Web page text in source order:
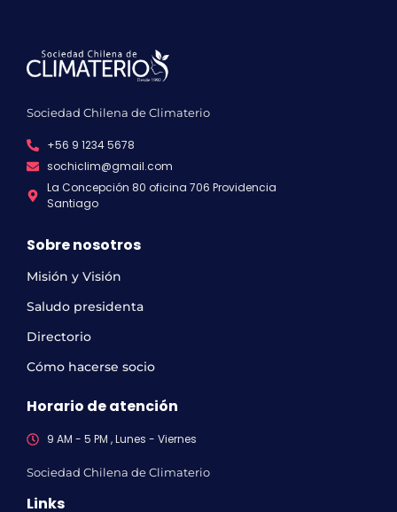
Sociedad Chilena de Climaterio
+56 9 1234 5678
sochiclim@gmail.com
La Concepción 80 oficina 706 Providencia
Santiago
Sobre nosotros
Misión y Visión
Saludo presidenta
Directorio
Cómo hacerse socio
Horario de atención
9 AM - 5 PM , Lunes - Viernes
Sociedad Chilena de Climaterio
Links